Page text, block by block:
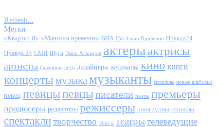
Refresh...
Метки
«Квартет И» «Машина времени» ВИА Гра Захар Прилепин Правда24
Правда 24 СМИ Шура Эмин Агаларов актерыактрисы
артисты балерины дети дизайнеры журналы кино книги
концерты музыкамузыканты мюзиклы новые альбомы
певец певицыпевцыписатели поэты премьеры
продюсеры редакторы режиссеры рок-группы сериалы
спектаклитворчество театр театрытелеведущие